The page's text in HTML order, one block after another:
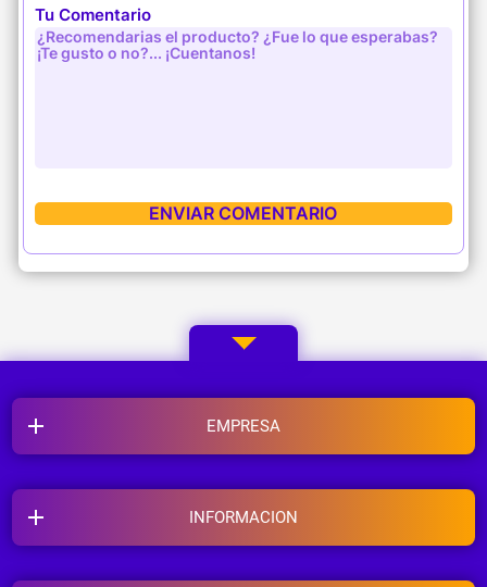
Tu Comentario
EMPRESA
INFORMACION